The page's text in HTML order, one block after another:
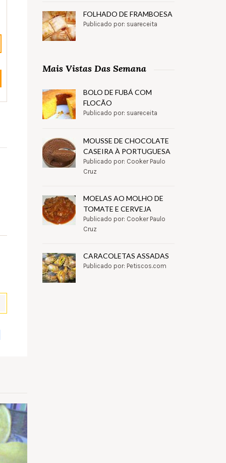
FOLHADO DE FRAMBOESA
Publicado por: suareceita
Mais Vistas Das Semana
BOLO DE FUBÁ COM
FLOCÃO
Publicado por: suareceita
MOUSSE DE CHOCOLATE
CASEIRA À PORTUGUESA
Publicado por: Cooker Paulo
Cruz
MOELAS AO MOLHO DE
TOMATE E CERVEJA
Publicado por: Cooker Paulo
Cruz
CARACOLETAS ASSADAS
Publicado por: Petiscos.com